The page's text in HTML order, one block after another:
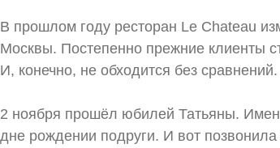
В прошлом году ресторан Le Chateau
Москвы. Постепенно прежние клиенты
И, конечно, не обходится без сравнений.
2 ноября прошёл юбилей Татьяны.
дне рождении подруги. И вот